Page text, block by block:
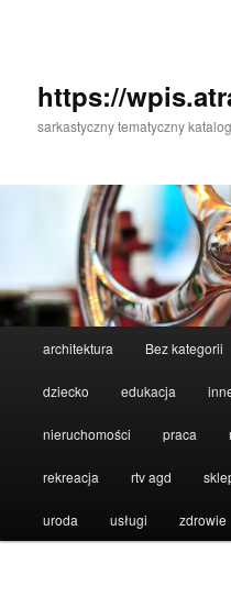
https://
sarkastyczny tematyczny katalog
architektura Bez kategorii
dziecko edukacja
nieruchomości praca
rekreacja rtv agd
uroda usługi zdrowie